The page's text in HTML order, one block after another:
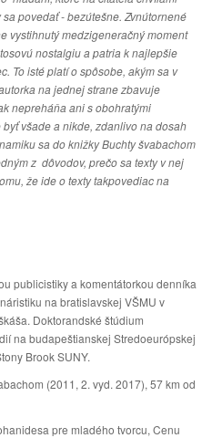
povedať - bezútešne. Zvnútornené
vystihnutý medzigeneračný moment
nostalgiu a patria k najlepšie
To isté platí o spôsobe, akým sa v
na jednej strane zbavuje
nepreháňa ani s obohratými
všade a nikde, zdanlivo na dosah
sa do knižky Buchty švabachom
z dôvodov, prečo sa texty v nej
že ide o texty takpovediac na
publicistiky a komentátorkou denníka
na bratislavskej VŠMU v
Doktorandské štúdium
na budapeštianskej Stredoeurópskej
Brook SUNY.
(2011, 2. vyd. 2017), 57 km od
pre mladého tvorcu, Cenu